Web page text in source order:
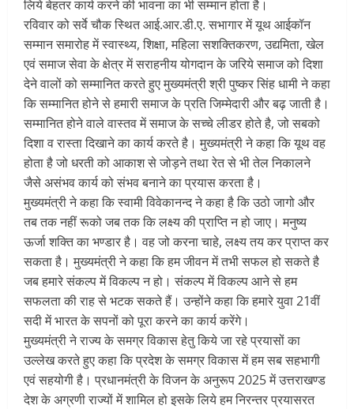
लिये बेहतर कार्य करने की भावना का भी सम्मान होता है।
रविवार को सर्वे चौक स्थित आई.आर.डी.ए. सभागार में यूथ आईकॉन
सम्मान समारोह में स्वास्थ्य, शिक्षा, महिला सशक्तिकरण, उद्यमिता, खेल
एवं समाज सेवा के क्षेत्र में सराहनीय योगदान के जरिये समाज को दिशा
देने वालों को सम्मानित करते हुए मुख्यमंत्री श्री पुष्कर सिंह धामी ने कहा
कि सम्मानित होने से हमारी समाज के प्रति जिम्मेदारी और बढ़ जाती है।
सम्मानित होने वाले वास्तव में समाज के सच्चे लीडर होते है, जो सबको
दिशा व रास्ता दिखाने का कार्य करते है। मुख्यमंत्री ने कहा कि यूथ वह
होता है जो धरती को आकाश से जोड़ने तथा रेत से भी तेल निकालने
जैसे असंभव कार्य को संभव बनाने का प्रयास करता है।
मुख्यमंत्री ने कहा कि स्वामी विवेकानन्द ने कहा है कि उठो जागो और
तब तक नहीं रूको जब तक कि लक्ष्य की प्राप्ति न हो जाए। मनुष्य
ऊर्जा शक्ति का भण्डार है। वह जो करना चाहे, लक्ष्य तय कर प्राप्त कर
सकता है। मुख्यमंत्री ने कहा कि हम जीवन में तभी सफल हो सकते है
जब हमारे संकल्प में विकल्प न हो। संकल्प में विकल्प आने से हम
सफलता की राह से भटक सकते हैं। उन्होंने कहा कि हमारे युवा 21वीं
सदी में भारत के सपनों को पूरा करने का कार्य करेंगे।
मुख्यमंत्री ने राज्य के समग्र विकास हेतु किये जा रहे प्रयासों का
उल्लेख करते हुए कहा कि प्रदेश के समग्र विकास में हम सब सहभागी
एवं सहयोगी है। प्रधानमंत्री के विजन के अनुरूप 2025 में उत्तराखण्ड
देश के अग्रणी राज्यों में शामिल हो इसके लिये हम निरन्तर प्रयासरत